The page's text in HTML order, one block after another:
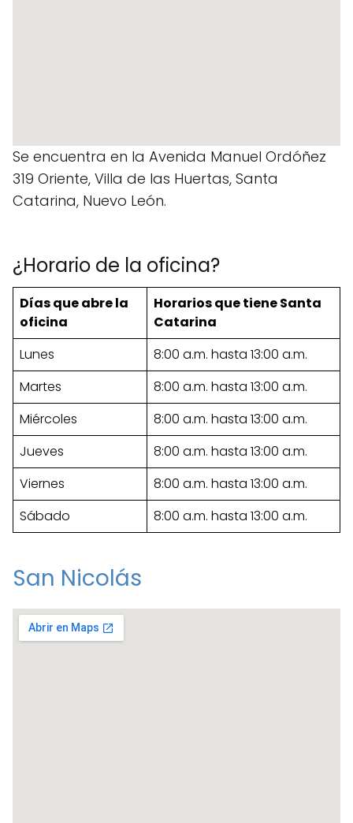
Se encuentra en la Avenida Manuel Ordóñez
319 Oriente, Villa de las Huertas, Santa
Catarina, Nuevo León.
¿Horario de la oficina?
Días que abre la
oficina
Horarios que tiene Santa
Catarina
Lunes
8:00 a.m. hasta 13:00 a.m.
Martes
8:00 a.m. hasta 13:00 a.m.
Miércoles
8:00 a.m. hasta 13:00 a.m.
Jueves
8:00 a.m. hasta 13:00 a.m.
Viernes
8:00 a.m. hasta 13:00 a.m.
Sábado
8:00 a.m. hasta 13:00 a.m.
San Nicolás